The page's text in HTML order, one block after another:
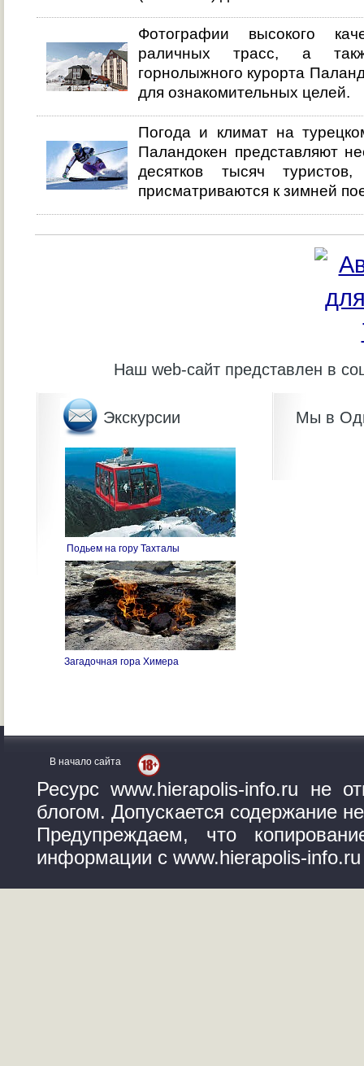
Фотографии высокого
раличных трасс, а
горнолыжного курорта
для ознакомительных целей.
Погода и климат на
Паландокен представляют
десятков тысяч
присматриваются к зимней
Наш web-сайт представлен в
Экскурсии
Подьем на гору Тахталы
Загадочная гора Химера
Мы в
В начало сайта
Ресурс www.hierapolis-info.ru не
блогом. Допускается содержание
Предупреждаем, что
информации с www.hierapolis-info.ru